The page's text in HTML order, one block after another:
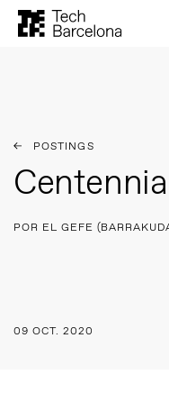
POSTINGS
POR EL GEFE
09 OCT. 2020